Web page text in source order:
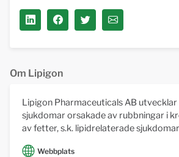
Om Lipigon
Lipigon Pharmaceuticals AB
sjukdomar orsakade av rubbningar i
av fetter, s.k. lipidrelaterade
Webbplats